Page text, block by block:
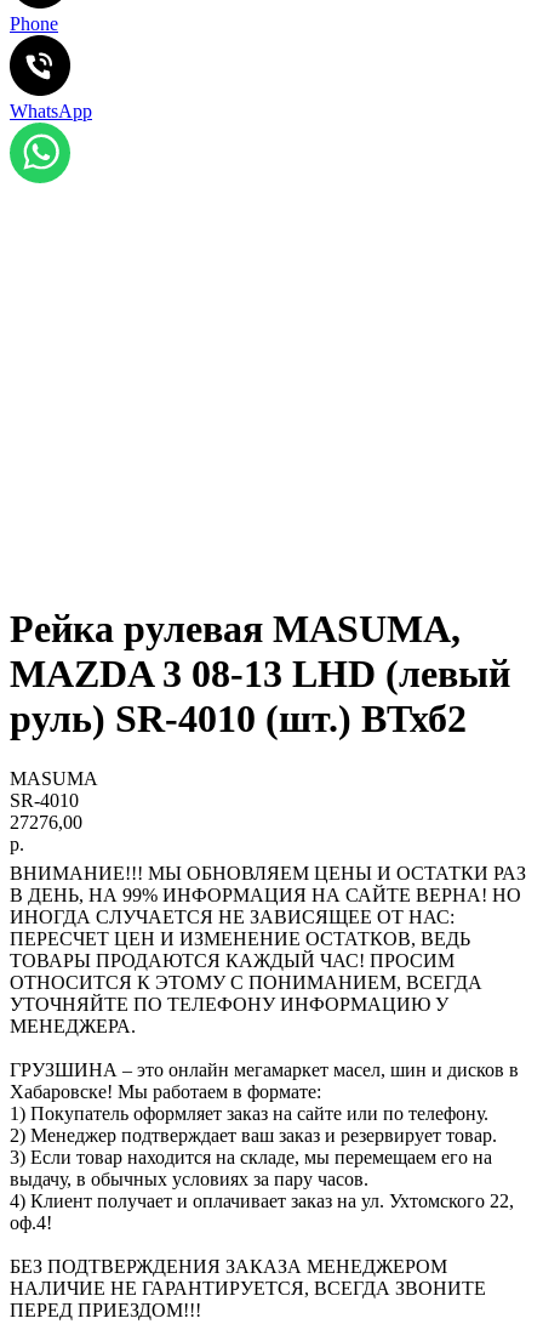
Phone
WhatsApp
Рейка рулевая MASUMA,
MAZDA 3 08-13 LHD (левый
руль) SR-4010 (шт.) ВТхб2
MASUMA
SR-4010
27276,00
р.
ВНИМАНИЕ!!! МЫ ОБНОВЛЯЕМ ЦЕНЫ И ОСТАТКИ РАЗ
В ДЕНЬ, НА 99% ИНФОРМАЦИЯ НА САЙТЕ ВЕРНА! НО
ИНОГДА СЛУЧАЕТСЯ НЕ ЗАВИСЯЩЕЕ ОТ НАС:
ПЕРЕСЧЕТ ЦЕН И ИЗМЕНЕНИЕ ОСТАТКОВ, ВЕДЬ
ТОВАРЫ ПРОДАЮТСЯ КАЖДЫЙ ЧАС! ПРОСИМ
ОТНОСИТСЯ К ЭТОМУ С ПОНИМАНИЕМ, ВСЕГДА
УТОЧНЯЙТЕ ПО ТЕЛЕФОНУ ИНФОРМАЦИЮ У
МЕНЕДЖЕРА.
ГРУЗШИНА – это онлайн мегамаркет масел, шин и дисков в
Хабаровске! Мы работаем в формате:
1) Покупатель оформляет заказ на сайте или по телефону.
2) Менеджер подтверждает ваш заказ и резервирует товар.
3) Если товар находится на складе, мы перемещаем его на
выдачу, в обычных условиях за пару часов.
4) Клиент получает и оплачивает заказ на ул. Ухтомского 22,
оф.4!
БЕЗ ПОДТВЕРЖДЕНИЯ ЗАКАЗА МЕНЕДЖЕРОМ
НАЛИЧИЕ НЕ ГАРАНТИРУЕТСЯ, ВСЕГДА ЗВОНИТЕ
ПЕРЕД ПРИЕЗДОМ!!!